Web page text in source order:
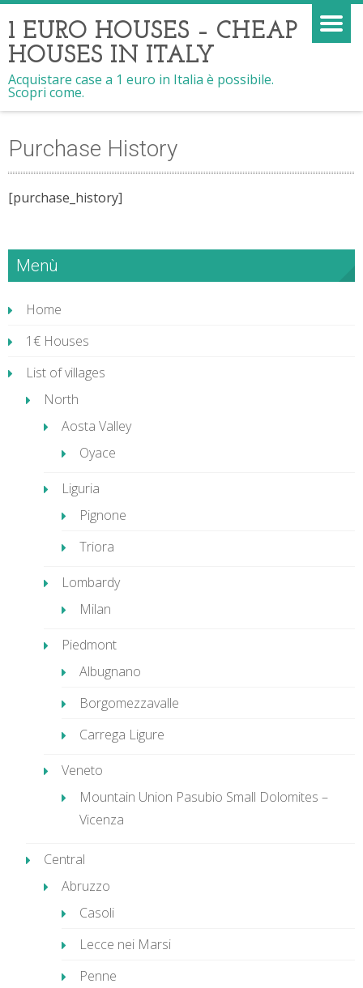
1 EURO HOUSES – CHEAP
HOUSES IN ITALY
Acquistare case a 1 euro in Italia è possibile.
Scopri come.
Purchase History
[purchase_history]
Menù
Home
1€ Houses
List of villages
North
Aosta Valley
Oyace
Liguria
Pignone
Triora
Lombardy
Milan
Piedmont
Albugnano
Borgomezzavalle
Carrega Ligure
Veneto
Mountain Union Pasubio Small Dolomites –
Vicenza
Central
Abruzzo
Casoli
Lecce nei Marsi
Penne